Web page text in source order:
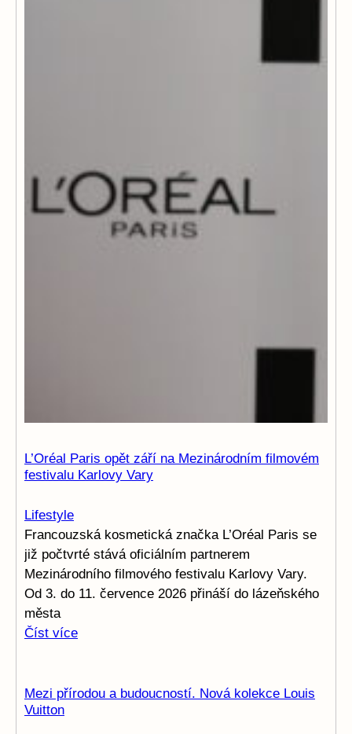
L’Oréal Paris opět září na Mezinárodním filmovém
festivalu Karlovy Vary
Lifestyle
Francouzská kosmetická značka L’Oréal Paris se
již počtvrté stává oficiálním partnerem
Mezinárodního filmového festivalu Karlovy Vary.
Od 3. do 11. července 2026 přináší do lázeňského
města
Číst více
Mezi přírodou a budoucností. Nová kolekce Louis
Vuitton